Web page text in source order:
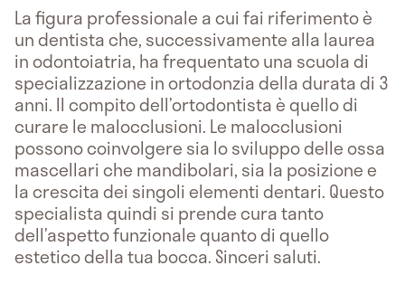
La figura professionale a cui fai riferimento è
un dentista che, successivamente alla laurea
in odontoiatria, ha frequentato una scuola di
specializzazione in ortodonzia della durata di 3
anni. Il compito dell’ortodontista è quello di
curare le malocclusioni. Le malocclusioni
possono coinvolgere sia lo sviluppo delle ossa
mascellari che mandibolari, sia la posizione e
la crescita dei singoli elementi dentari. Questo
specialista quindi si prende cura tanto
dell’aspetto funzionale quanto di quello
estetico della tua bocca. Sinceri saluti.